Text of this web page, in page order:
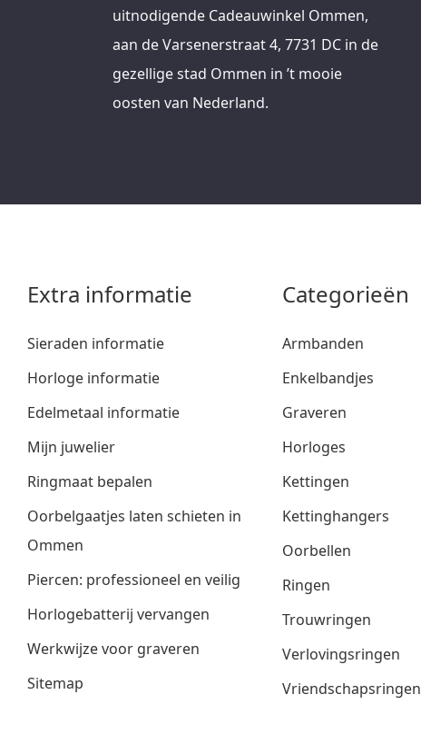
uitnodigende Cadeauwinkel Ommen,
aan de Varsenerstraat 4, 7731 DC in de
gezellige stad Ommen in ’t mooie
oosten van Nederland.
Extra informatie
Sieraden informatie
Horloge informatie
Edelmetaal informatie
Mijn juwelier
Ringmaat bepalen
Oorbelgaatjes laten schieten in
Ommen
Piercen: professioneel en veilig
Horlogebatterij vervangen
Werkwijze voor graveren
Sitemap
Categorieën
Armbanden
Enkelbandjes
Graveren
Horloges
Kettingen
Kettinghangers
Oorbellen
Ringen
Trouwringen
Verlovingsringen
Vriendschapsringen